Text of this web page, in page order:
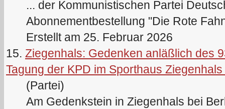
... der Kommunistischen Partei
Abonnementbestellung "Die Rote
Erstellt am 25. Februar 2026
15. Ziegenhals: Gedenken anläßlich des
Tagung der KPD im Sporthaus
(Partei)
Am Gedenkstein in Ziegenhals bei